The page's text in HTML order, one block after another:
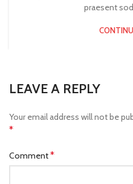
praesent
LEAVE A REPLY
Your email address will not be
*
Comment*